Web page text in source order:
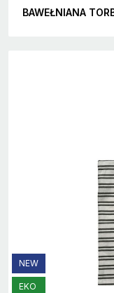
BAWEŁNIANA
NEW
EKO